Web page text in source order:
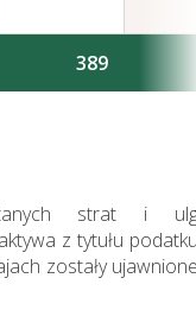
389
strat i
z tytułu
zostały